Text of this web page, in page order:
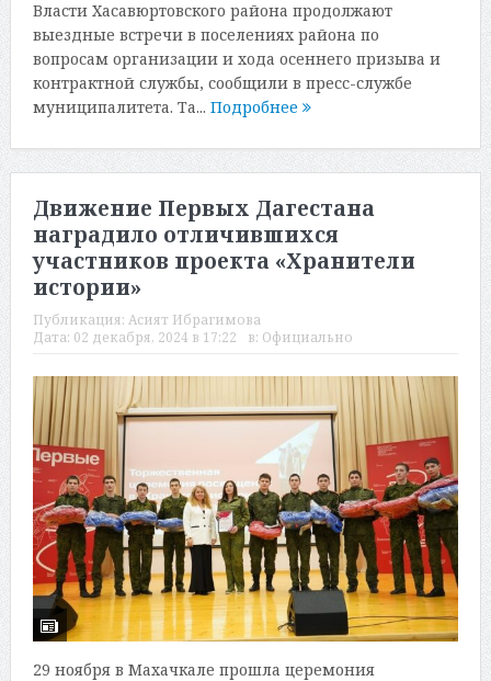
Власти Хасавюртовского района продолжают
выездные встречи в поселениях района по
вопросам организации и хода осеннего призыва и
контрактной службы, сообщили в пресс-службе
муниципалитета. Та... Подробнее
Движение Первых Дагестана
наградило отличившихся
участников проекта «Хранители
истории»
Публикация: Асият Ибрагимова
Дата: 02 декабря, 2024 в 17:22 в: Официально
29 ноября в Махачкале прошла церемония